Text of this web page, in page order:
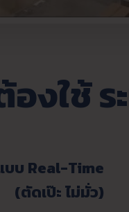
องใช้ ร
บบ Real-Time
(ตัดเป๊ะ ไม่มั่ว)